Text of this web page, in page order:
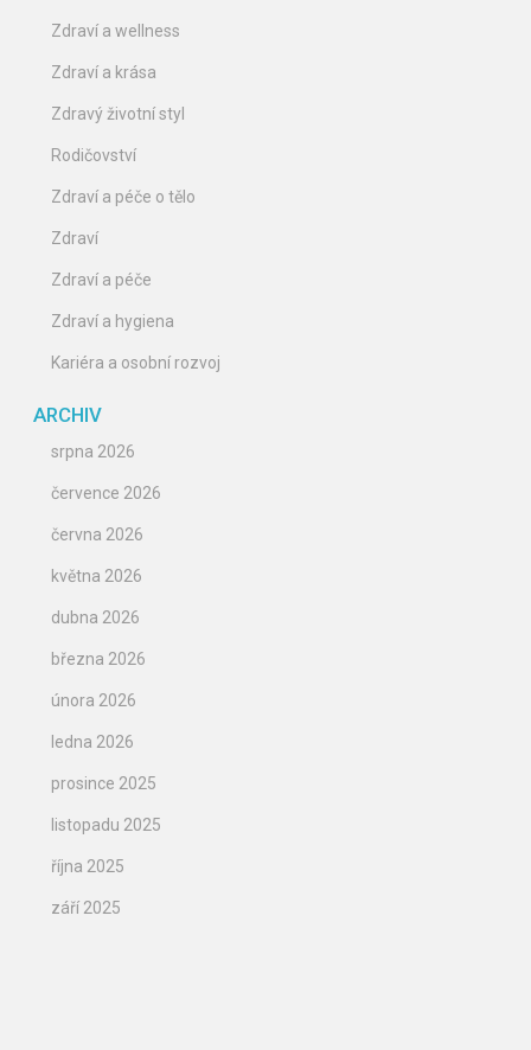
Zdraví a wellness
Zdraví a krása
Zdravý životní styl
Rodičovství
Zdraví a péče o tělo
Zdraví
Zdraví a péče
Zdraví a hygiena
Kariéra a osobní rozvoj
ARCHIV
srpna 2026
července 2026
června 2026
května 2026
dubna 2026
března 2026
února 2026
ledna 2026
prosince 2025
listopadu 2025
října 2025
září 2025